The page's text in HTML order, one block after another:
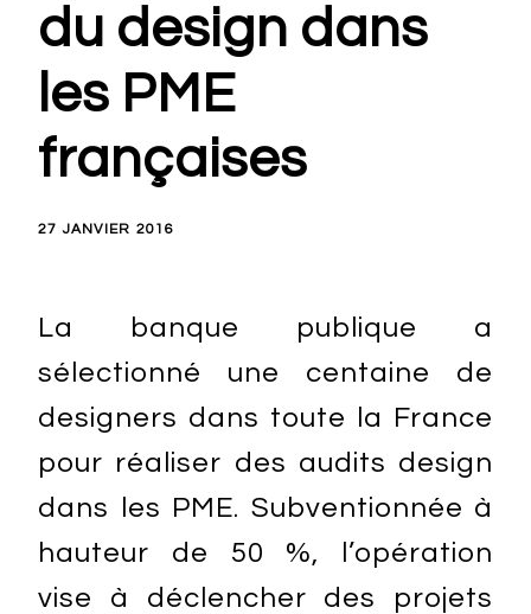
du design dans
les PME
françaises
27 JANVIER 2016
La banque publique a
sélectionné une centaine de
designers dans toute la France
pour réaliser des audits design
dans les PME. Subventionnée à
hauteur de 50 %, l’opération
vise à déclencher des projets